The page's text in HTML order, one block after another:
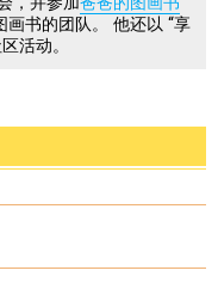
画书的团队。 他还以 “享
活动。